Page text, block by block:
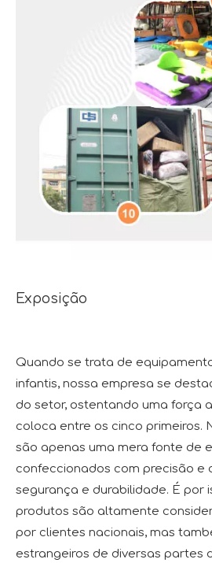
Exposição
Quando se trata de
infantis, nossa empresa se
do setor, ostentando uma força
coloca entre os cinco primeiros.
são apenas uma mera fonte de
confeccionados com precisão e
segurança e durabilidade. É por
produtos são altamente
por clientes nacionais, mas
estrangeiros de diversas partes